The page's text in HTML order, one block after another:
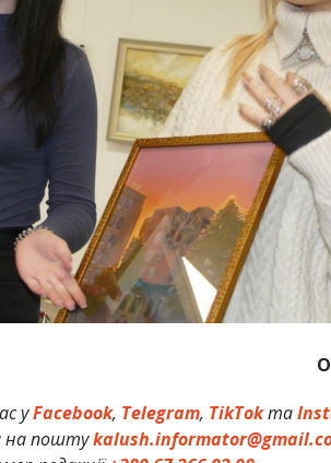
уFacebook, Telegram, TikTokта
на пошту